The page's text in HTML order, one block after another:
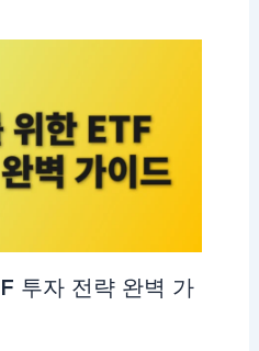
투자 전략 완벽 가